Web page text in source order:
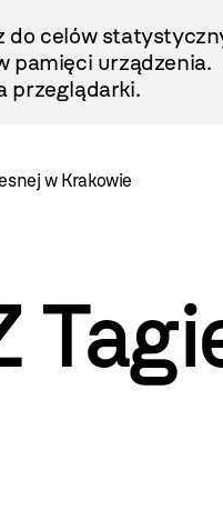
do celów
pamięci urządzenia.
przeglądarki.
w Krakowie